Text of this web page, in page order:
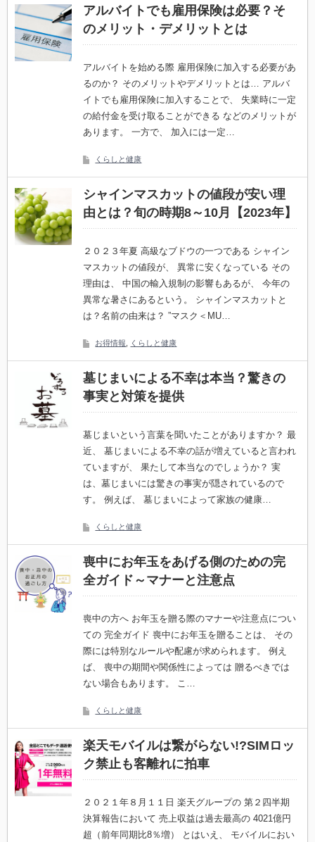
アルバイトでも雇用保険は必要？そ
のメリット・デメリットとは
アルバイトを始める際 雇用保険に加入する必要があ
るのか？ そのメリットやデメリットとは… アルバ
イトでも雇用保険に加入することで、 失業時に一定
の給付金を受け取ることができる などのメリットが
あります。 一方で、 加入には一定…
くらしと健康
シャインマスカットの値段が安い理
由とは？旬の時期8～10月【2023年】
２０２３年夏 高級なブドウの一つである シャイン
マスカットの値段が、 異常に安くなっている その
理由は、 中国の輸入規制の影響もあるが、 今年の
異常な暑さにあるという。 シャインマスカットと
は？名前の由来は？ ”マスク＜MU…
お得情報 くらしと健康
墓じまいによる不幸は本当？驚きの
事実と対策を提供
墓じまいという言葉を聞いたことがありますか？ 最
近、 墓じまいによる不幸の話が増えていると言われ
ていますが、 果たして本当なのでしょうか？ 実
は、墓じまいには驚きの事実が隠されているので
す。 例えば、 墓じまいによって家族の健康…
くらしと健康
喪中にお年玉をあげる側のための完
全ガイド～マナーと注意点
喪中の方へ お年玉を贈る際のマナーや注意点につい
ての 完全ガイド 喪中にお年玉を贈ることは、 その
際には特別なルールや配慮が求められます。 例え
ば、 喪中の期間や関係性によっては 贈るべきでは
ない場合もあります。 こ…
くらしと健康
楽天モバイルは繋がらない!?SIMロッ
ク禁止も客離れに拍車
２０２１年８月１１日 楽天グループの 第２四半期
決算報告において 売上収益は過去最高の 4021億円
超（前年同期比8％増） とはいえ、 モバイルにおい